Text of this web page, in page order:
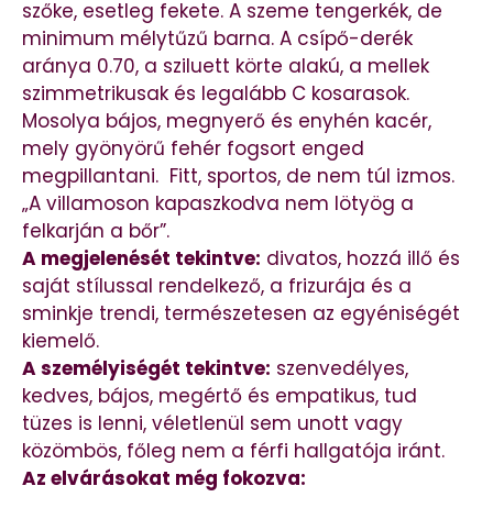
szőke, esetleg fekete. A szeme tengerkék, de
minimum mélytűzű barna. A csípő-derék
aránya 0.70, a sziluett körte alakú, a mellek
szimmetrikusak és legalább C kosarasok.
Mosolya bájos, megnyerő és enyhén kacér,
mely gyönyörű fehér fogsort enged
megpillantani. Fitt, sportos, de nem túl izmos.
„A villamoson kapaszkodva nem lötyög a
felkarján a bőr”.
A megjelenését tekintve: divatos, hozzá illő és
saját stílussal rendelkező, a frizurája és a
sminkje trendi, természetesen az egyéniségét
kiemelő.
A személyiségét tekintve: szenvedélyes,
kedves, bájos, megértő és empatikus, tud
tüzes is lenni, véletlenül sem unott vagy
közömbös, főleg nem a férfi hallgatója iránt.
Az elvárásokat még fokozva: